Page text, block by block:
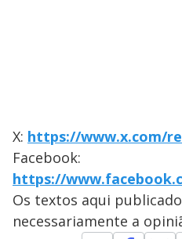
X: https://www.x.com/
Facebook:
https://
Os textos aqui
necessariamente a